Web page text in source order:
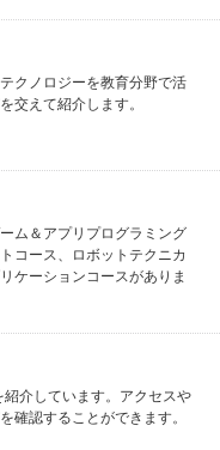
クノロジーを教育分野で活
交えて紹介します。
ム＆アプリプログラミング
コース、ロボットテクニカ
ケーションコースがありま
介しています。アクセスや
確認することができます。